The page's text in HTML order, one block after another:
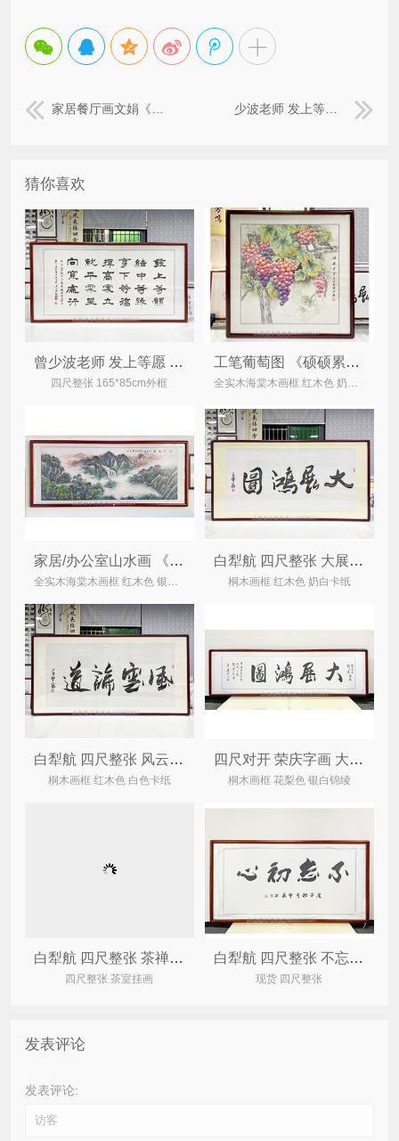
家居餐厅画文娟《事事如意》装饰画 少波老师 发上等愿 四尺整张 精品书法作品
猜你喜欢
曾少波老师 发上等愿 四尺整张 精品办公室字画
四尺整张 165*85cm外框
工笔葡萄图 《硕硕累累》家居餐厅装饰画
全实木海棠木画框 红木色 奶白锦绫
家居/办公室山水画 《清泉流香》 聚宝盆国画
全实木海棠木画框 红木色 银白锦绫
白犁航 四尺整张 大展鸿图 办公室家居书法
桐木画框 红木色 奶白卡纸
白犁航 四尺整张 风云论道 办公室家居书法
桐木画框 红木色 白色卡纸
四尺对开 荣庆字画 大展鸿图（已结缘可定制）
桐木画框 花梨色 银白锦绫
白犁航 四尺整张 茶禅一味 办公室家居书法
四尺整张 茶室挂画
白犁航 四尺整张 不忘初心 办公室家居书法
现货 四尺整张
发表评论
发表评论: